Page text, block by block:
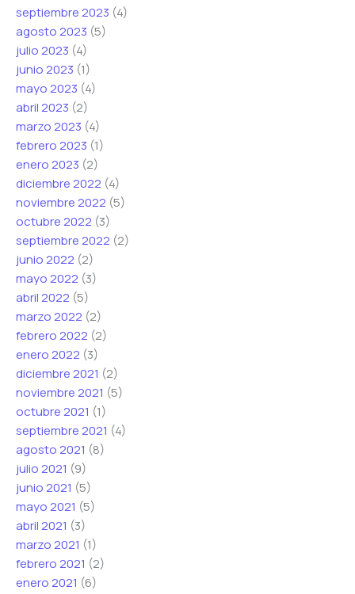
septiembre 2023 (4)
agosto 2023 (5)
julio 2023 (4)
junio 2023 (1)
mayo 2023 (4)
abril 2023 (2)
marzo 2023 (4)
febrero 2023 (1)
enero 2023 (2)
diciembre 2022 (4)
noviembre 2022 (5)
octubre 2022 (3)
septiembre 2022 (2)
junio 2022 (2)
mayo 2022 (3)
abril 2022 (5)
marzo 2022 (2)
febrero 2022 (2)
enero 2022 (3)
diciembre 2021 (2)
noviembre 2021 (5)
octubre 2021 (1)
septiembre 2021 (4)
agosto 2021 (8)
julio 2021 (9)
junio 2021 (5)
mayo 2021 (5)
abril 2021 (3)
marzo 2021 (1)
febrero 2021 (2)
enero 2021 (6)